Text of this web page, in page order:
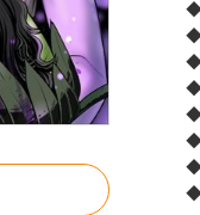
◆
◆
◆
◆
◆
◆
◆
◆